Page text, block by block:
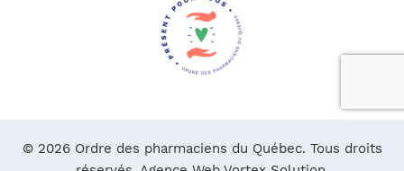
© 2026 Ordre des pharmaciens du Québec. Tous droits